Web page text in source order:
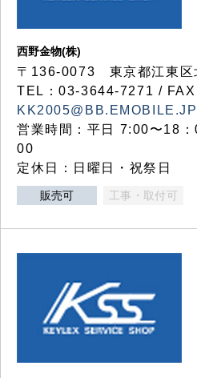
西野金物(株)
〒136-0073 東京都江東区
TEL：03‐3644‐7271 /
KK2005@BB.EMOBILE.JP
営業時間：平日 7:00〜18
00
定休日：日曜日・祝祭日
販売可 工事・取付可